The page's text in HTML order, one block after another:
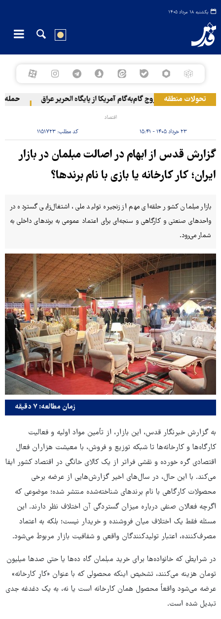
یکشنبه ۱۸ مرداد ۱۴۰۵
تحولات منطقهخروج گام‌به‌گام آمریکا از پایگاه الحریر عراق حمله یمن
اقتصاد
۲۳ خرداد ۱۴۰۵ - ۱۵:۴۱ کد مطلب: ۱۱۵۱۷۲۳
گزارش قدس از ابهام در اصالت مبلمان در بازار
ایران؛ کار کارخانه یا بازی با نام برندها؟
بازار مبلمان کشور حلقه‌ای مهم از زنجیره تولید ملی، اشتغال‌زایی گسترده در
واحدهای صنعتی و کارگاهی و سنجه‌ای برای اعتماد عمومی به برندهای داخلی به
شمار می‌رود.
زمان مطالعه: ۷ دقیقه
به گزارش خبرنگار قدس، این بازار، از تأمین مواد اولیه و فعالیت
کارگاه‌ها و کارخانه‌ها تا شبکه توزیع و فروش، با معیشت هزاران فعال
اقتصادی گره خورده و نقشی فراتر از یک کالای خانگی در اقتصاد کشور ایفا
می‌کند. با این حال، در سال‌های اخیر گزارش‌هایی از عرضه برخی
محصولات کارگاهی با نام برندهای شناخته‌شده منتشر شده؛ موضوعی که
اگرچه فعالان صنفی درباره میزان گستردگی آن اختلاف نظر دارند. این
مسئله فقط یک اختلاف میان فروشنده و خریدار نیست؛ بلکه به اعتماد
مصرف‌کننده، اعتبار تولیدکنندگان واقعی و شفافیت بازار مربوط می‌شود.
در شرایطی که خانواده‌ها برای خرید مبلمان گاه ده‌ها یا حتی صدها میلیون
تومان هزینه می‌کنند، تشخیص اینکه محصولی که با عنوان «کارِ کارخانه»
عرضه می‌شود واقعاً محصول همان کارخانه است یا نه، به یک دغدغه جدی
تبدیل شده است.